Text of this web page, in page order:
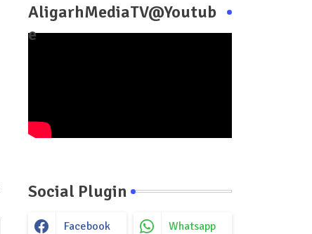
AligarhMediaTV@Youtub
e
Social Plugin
Facebook Whatsapp